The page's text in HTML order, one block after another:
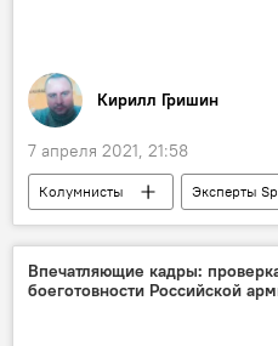
Кирилл Гришин
7 апреля 2021, 21:58
Колумнисты
Эксперты
"Северный поток - 2" - труба
газопровод
Франция
Германия
Впечатляющие кадры:
боеготовности Российской